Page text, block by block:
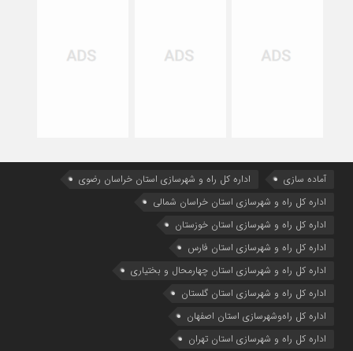
آماده سازی
اداره كل راه و شهرسازي استان خراسان رضوي
اداره كل راه و شهرسازي استان خراسان شمالي
اداره كل راه و شهرسازي استان خوزستان
اداره كل راه و شهرسازي استان فارس
اداره كل راه و شهرسازي استان چهارمحال و بختياري
اداره كل راه و شهرسازي استان گلستان
اداره كل راه‌و‌شهرسازي استان اصفهان
اداره کل راه و شهرسازی استان تهران